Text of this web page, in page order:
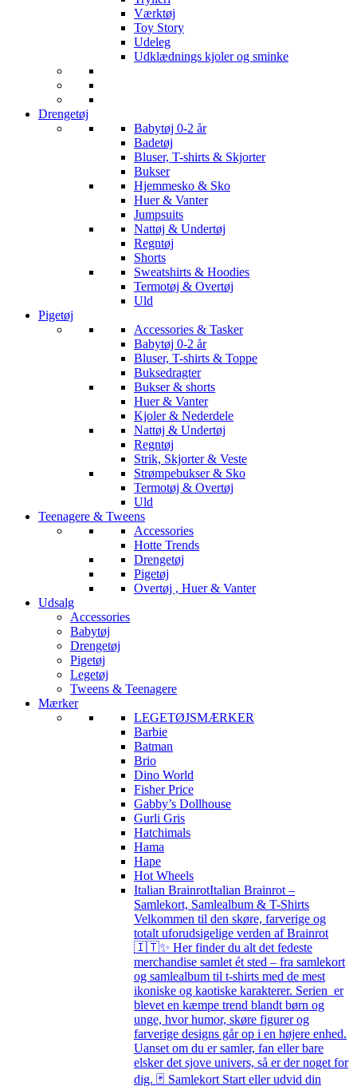
Værktøj
Toy Story
Udeleg
Udklædnings kjoler og sminke
Drengetøj
Babytøj 0-2 år
Badetøj
Bluser, T-shirts & Skjorter
Bukser
Hjemmesko & Sko
Huer & Vanter
Jumpsuits
Nattøj & Undertøj
Regntøj
Shorts
Sweatshirts & Hoodies
Termotøj & Overtøj
Uld
Pigetøj
Accessories & Tasker
Babytøj 0-2 år
Bluser, T-shirts & Toppe
Buksedragter
Bukser & shorts
Huer & Vanter
Kjoler & Nederdele
Nattøj & Undertøj
Regntøj
Strik, Skjorter & Veste
Strømpebukser & Sko
Termotøj & Overtøj
Uld
Teenagere & Tweens
Accessories
Hotte Trends
Drengetøj
Pigetøj
Overtøj , Huer & Vanter
Udsalg
Accessories
Babytøj
Drengetøj
Pigetøj
Legetøj
Tweens & Teenagere
Mærker
LEGETØJSMÆRKER
Barbie
Batman
Brio
Dino World
Fisher Price
Gabby’s Dollhouse
Gurli Gris
Hatchimals
Hama
Hape
Hot Wheels
Italian BrainrotItalian Brainrot –
Samlekort, Samlealbum & T-Shirts
Velkommen til den skøre, farverige og
totalt uforudsigelige verden af Brainrot
🇮🇹✨ Her finder du alt det fedeste
merchandise samlet ét sted – fra samlekort
og samlealbum til t-shirts med de mest
ikoniske og kaotiske karakterer. Serien er
blevet en kæmpe trend blandt børn og
unge, hvor humor, skøre figurer og
farverige designs går op i en højere enhed.
Uanset om du er samler, fan eller bare
elsker det sjove univers, så er der noget for
dig. 🃏 Samlekort Start eller udvid din